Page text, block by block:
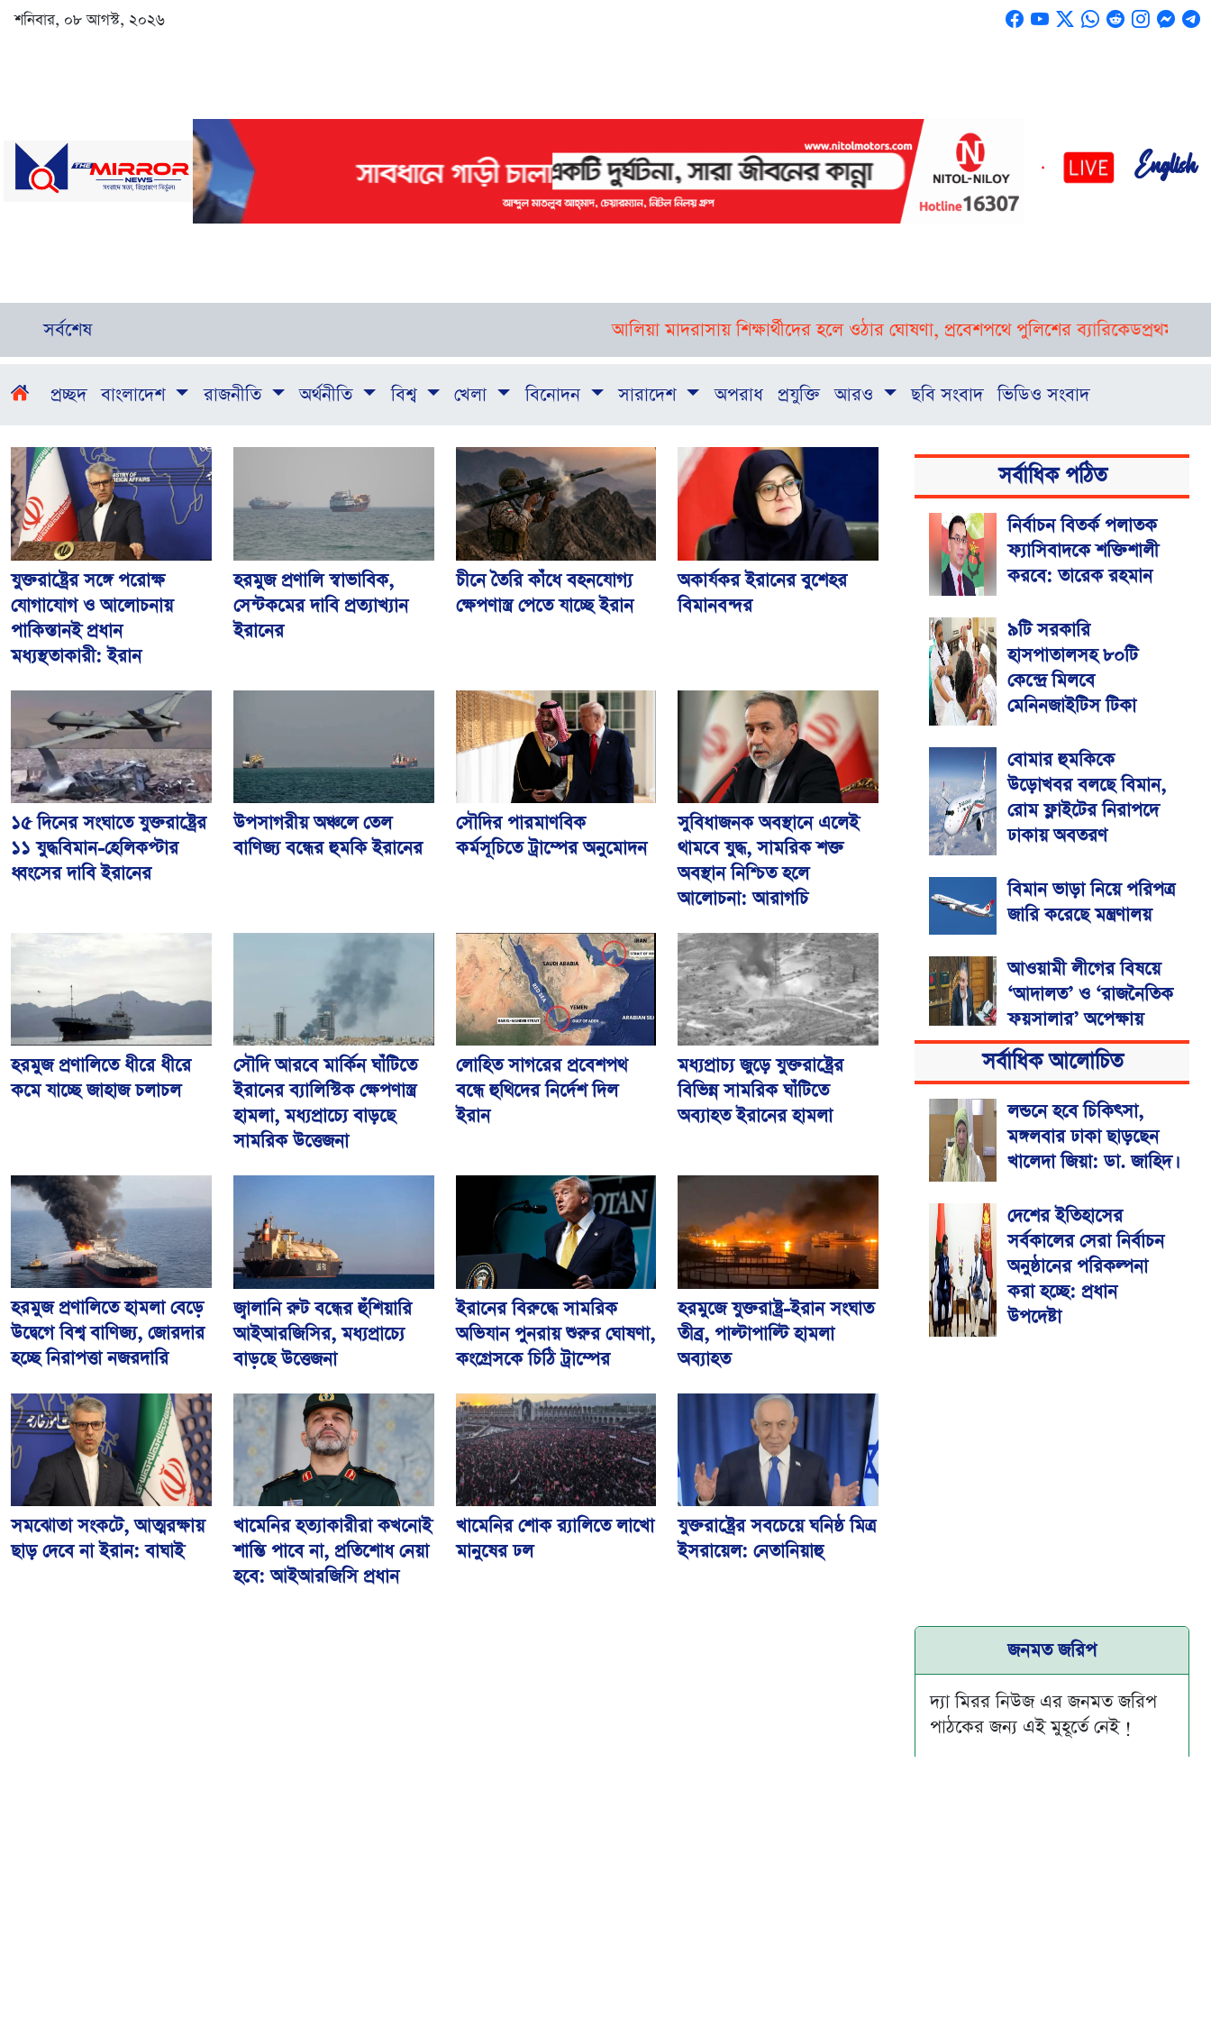
শনিবার, ০৮ আগস্ট, ২০২৬
English
সর্বশেষ আলিয়া মাদরাসায় শিক্ষার্থীদের হলে ওঠার ঘোষণা, প্রবেশপথে পুলিশের ব্যারিকেডপ্রথমবার
প্রচ্ছদ বাংলাদেশ রাজনীতি অর্থনীতি বিশ্ব খেলা বিনোদন সারাদেশ অপরাধ প্রযুক্তি আরও ছবি সংবাদ ভিডিও সংবাদ
যুক্তরাষ্ট্রের সঙ্গে পরোক্ষ
যোগাযোগ ও আলোচনায়
পাকিস্তানই প্রধান
মধ্যস্থতাকারী: ইরান
হরমুজ প্রণালি স্বাভাবিক,
সেন্টকমের দাবি প্রত্যাখ্যান
ইরানের
চীনে তৈরি কাঁধে বহনযোগ্য
ক্ষেপণাস্ত্র পেতে যাচ্ছে ইরান
অকার্যকর ইরানের বুশেহর
বিমানবন্দর
১৫ দিনের সংঘাতে যুক্তরাষ্ট্রের
১১ যুদ্ধবিমান-হেলিকপ্টার
ধ্বংসের দাবি ইরানের
উপসাগরীয় অঞ্চলে তেল
বাণিজ্য বন্ধের হুমকি ইরানের
সৌদির পারমাণবিক
কর্মসূচিতে ট্রাম্পের অনুমোদন
সুবিধাজনক অবস্থানে এলেই
থামবে যুদ্ধ, সামরিক শক্ত
অবস্থান নিশ্চিত হলে
আলোচনা: আরাগচি
হরমুজ প্রণালিতে ধীরে ধীরে
কমে যাচ্ছে জাহাজ চলাচল
সৌদি আরবে মার্কিন ঘাঁটিতে
ইরানের ব্যালিস্টিক ক্ষেপণাস্ত্র
হামলা, মধ্যপ্রাচ্যে বাড়ছে
সামরিক উত্তেজনা
লোহিত সাগরের প্রবেশপথ
বন্ধে হুথিদের নির্দেশ দিল
ইরান
মধ্যপ্রাচ্য জুড়ে যুক্তরাষ্ট্রের
বিভিন্ন সামরিক ঘাঁটিতে
অব্যাহত ইরানের হামলা
হরমুজ প্রণালিতে হামলা বেড়ে
উদ্বেগে বিশ্ব বাণিজ্য, জোরদার
হচ্ছে নিরাপত্তা নজরদারি
জ্বালানি রুট বন্ধের হুঁশিয়ারি
আইআরজিসির, মধ্যপ্রাচ্যে
বাড়ছে উত্তেজনা
ইরানের বিরুদ্ধে সামরিক
অভিযান পুনরায় শুরুর ঘোষণা,
কংগ্রেসকে চিঠি ট্রাম্পের
হরমুজে যুক্তরাষ্ট্র-ইরান সংঘাত
তীব্র, পাল্টাপাল্টি হামলা
অব্যাহত
সমঝোতা সংকটে, আত্মরক্ষায়
ছাড় দেবে না ইরান: বাঘাই
খামেনির হত্যাকারীরা কখনোই
শান্তি পাবে না, প্রতিশোধ নেয়া
হবে: আইআরজিসি প্রধান
খামেনির শোক র‌্যালিতে লাখো
মানুষের ঢল
যুক্তরাষ্ট্রের সবচেয়ে ঘনিষ্ঠ মিত্র
ইসরায়েল: নেতানিয়াহু
সর্বাধিক পঠিত
নির্বাচন বিতর্ক পলাতক
ফ্যাসিবাদকে শক্তিশালী
করবে: তারেক রহমান
৯টি সরকারি
হাসপাতালসহ ৮০টি
কেন্দ্রে মিলবে
মেনিনজাইটিস টিকা
বোমার হুমকিকে
উড়োখবর বলছে বিমান,
রোম ফ্লাইটের নিরাপদে
ঢাকায় অবতরণ
বিমান ভাড়া নিয়ে পরিপত্র
জারি করেছে মন্ত্রণালয়
আওয়ামী লীগের বিষয়ে
‘আদালত’ ও ‘রাজনৈতিক
ফয়সালার’ অপেক্ষায়
থাকবেন সিইসি
রংপুরে ঘন কুয়াশায় ৬
গাড়ির সংঘর্ষ, আহত ২৫
নতুন নাম বাংলাদেশ
মেডিকেল বিশ্ববিদ্যালয়
সর্বাধিক আলোচিত
লন্ডনে হবে চিকিৎসা,
মঙ্গলবার ঢাকা ছাড়ছেন
খালেদা জিয়া: ডা. জাহিদ।
দেশের ইতিহাসের
সর্বকালের সেরা নির্বাচন
অনুষ্ঠানের পরিকল্পনা
করা হচ্ছে: প্রধান
উপদেষ্টা
জনমত জরিপ
দ্যা মিরর নিউজ এর জনমত জরিপ
পাঠকের জন্য এই মুহূর্তে নেই !